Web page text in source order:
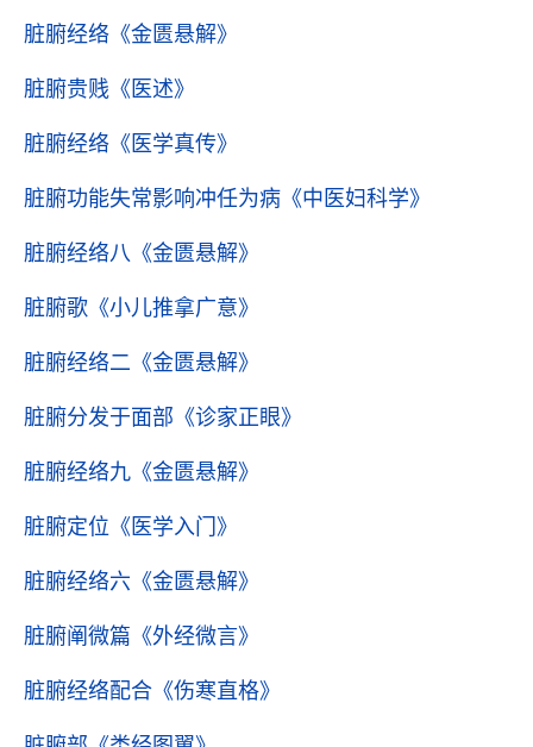
脏腑经络 《金匮悬解》
脏腑贵贱 《医述》
脏腑经络 《医学真传》
脏腑功能失常影响冲任为病 《中医妇科学》
脏腑经络八 《金匮悬解》
脏腑歌 《小儿推拿广意》
脏腑经络二 《金匮悬解》
脏腑分发于面部 《诊家正眼》
脏腑经络九 《金匮悬解》
脏腑定位 《医学入门》
脏腑经络六 《金匮悬解》
脏腑阐微篇 《外经微言》
脏腑经络配合 《伤寒直格》